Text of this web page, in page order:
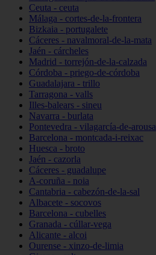
Ceuta - ceuta
Málaga - cortes-de-la-frontera
Bizkaia - portugalete
Cáceres - navalmoral-de-la-mata
Jaén - cárcheles
Madrid - torrejón-de-la-calzada
Córdoba - priego-de-córdoba
Guadalajara - trillo
Tarragona - valls
Illes-balears - sineu
Navarra - burlata
Pontevedra - vilagarcía-de-arousa
Barcelona - montcada-i-reixac
Huesca - broto
Jaén - cazorla
Cáceres - guadalupe
A-coruña - noia
Cantabria - cabezón-de-la-sal
Albacete - socovos
Barcelona - cubelles
Granada - cúllar-vega
Alicante - alcoi
Ourense - xinzo-de-limia